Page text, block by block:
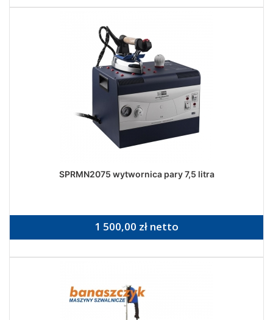
SPRMN2075 wytwornica pary 7,5 litra
1 500,00 zł netto